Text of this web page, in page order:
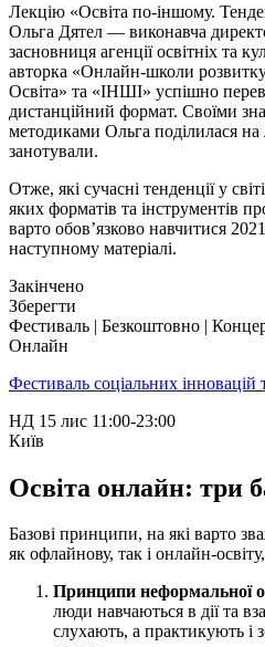
Лекцію «Освіта по-іншому.
Ольга Дятел — виконавча
засновниця агенції освітніх та
авторка «Онлайн-школи
Освіта» та «ІНШІ» успішно
дистанційний формат. Своїми
методиками Ольга поділилася на
занотували.
Отже, які сучасні тенденції у
яких форматів та інструментів
варто обов’язково навчитися
наступному матеріалі.
Закінчено
Зберегти
Фестиваль | Безкоштовно |
Онлайн
Фестиваль соціальних інновацій
НД 15 лис 11:00-23:00
Київ
Освіта онлайн: три
Базові принципи, на які варто
як офлайнову, так і онлайн-
Принципи неформальної
люди навчаються в дії та
слухають, а практикують і